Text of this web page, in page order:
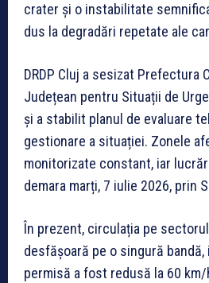
crater și o instabilitate
dus la degradări repetate ale
DRDP Cluj a sesizat Prefectura
Județean pentru Situații de
și a stabilit planul de evaluare
gestionare a situației. Zonele
monitorizate constant, iar
demara marți, 7 iulie 2026, prin
În prezent, circulația pe
desfășoară pe o singură bandă,
permisă a fost redusă la 60